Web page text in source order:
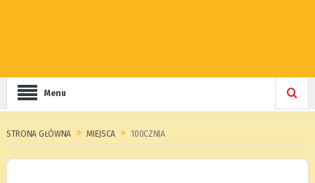
Menu
STRONA GŁÓWNA MIEJSCA 100CZNIA